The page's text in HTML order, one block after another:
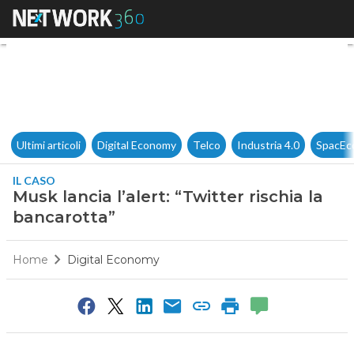
Musk lancia l’alert: “Twitter
Ultimi articoli Digital Economy Telco Industria 4.0
IL CASO
Musk lancia l’alert: “Twitter rischia la
bancarotta”
Home Digital Economy